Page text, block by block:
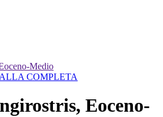
COMPLETA
Eoceno-